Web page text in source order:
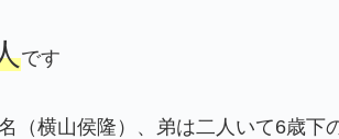
です
（横山侯隆）、弟は二人いて6歳下